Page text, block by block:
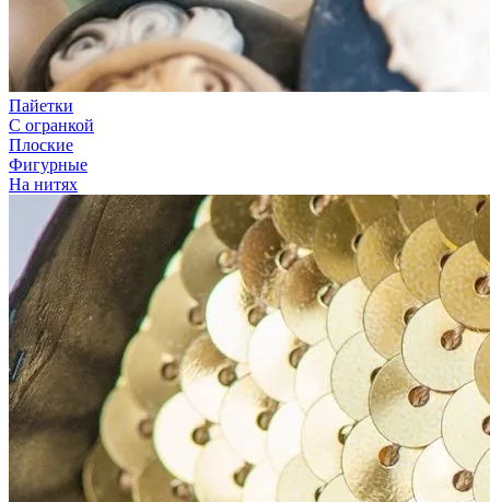
Пайетки
С огранкой
Плоские
Фигурные
На нитях